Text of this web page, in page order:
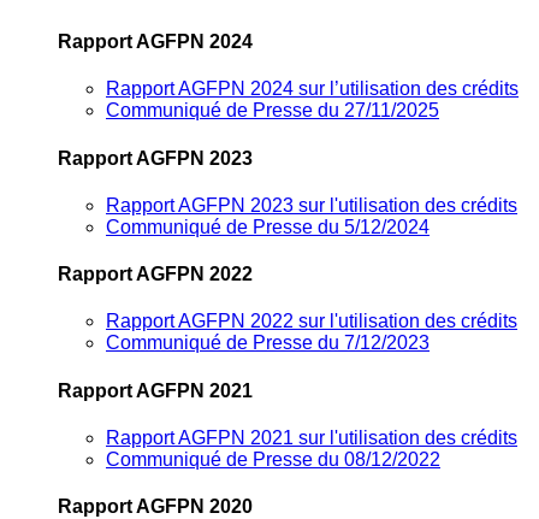
Rapport AGFPN 2024
Rapport AGFPN 2024 sur l’utilisation des crédits
Communiqué de Presse du 27/11/2025
Rapport AGFPN 2023
Rapport AGFPN 2023 sur l'utilisation des crédits
Communiqué de Presse du 5/12/2024
Rapport AGFPN 2022
Rapport AGFPN 2022 sur l'utilisation des crédits
Communiqué de Presse du 7/12/2023
Rapport AGFPN 2021
Rapport AGFPN 2021 sur l'utilisation des crédits
Communiqué de Presse du 08/12/2022
Rapport AGFPN 2020